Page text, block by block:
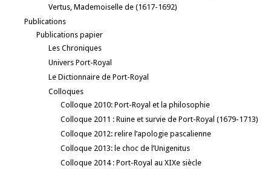
Vertus, Mademoiselle de (1617-1692)
Publications
Publications papier
Les Chroniques
Univers Port-Royal
Le Dictionnaire de Port-Royal
Colloques
Colloque 2010: Port-Royal et la philosophie
Colloque 2011 : Ruine et survie de Port-Royal (1679-1713)
Colloque 2012: relire l’apologie pascalienne
Colloque 2013: le choc de l’Unigenitus
Colloque 2014 : Port-Royal au XIXe siècle